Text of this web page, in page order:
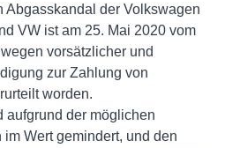
Abgasskandal der Volkswagen
VW ist am 25. Mai 2020 vom
vorsätzlicher und
zur Zahlung von
worden.
aufgrund der möglichen
Wert gemindert, und den